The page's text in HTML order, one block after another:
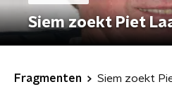
Siem zoekt Piet
Fragmenten Siem zoekt